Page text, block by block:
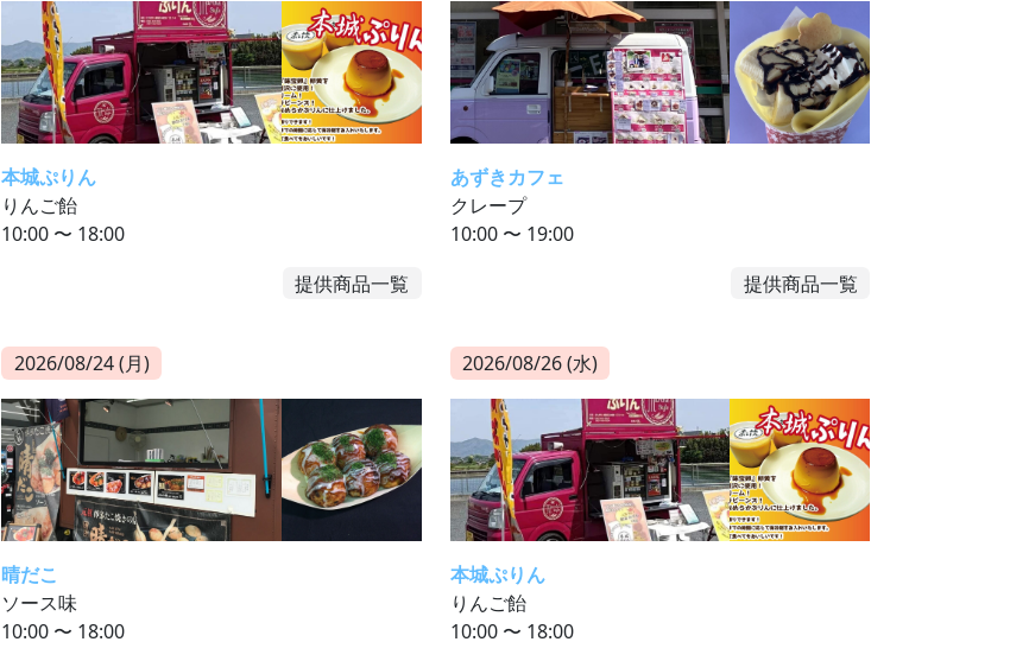
本城ぷりん
りんご飴
10:00 〜 18:00
提供商品一覧
あずきカフェ
クレープ
10:00 〜 19:00
提供商品一覧
2026/08/24 (月)
晴だこ
ソース味
10:00 〜 18:00
2026/08/26 (水)
本城ぷりん
りんご飴
10:00 〜 18:00